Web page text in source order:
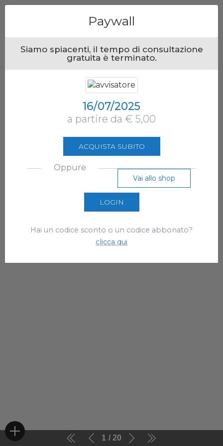
1 20
Paywall
Siamo spiacenti, il tempo di consultazione
gratuita è terminato.
16/07/2025
a partire da € 5,00
ACQUISTA SUBITO
Oppure
Vai allo shop
LOGIN
Hai un codice sconto o un codice abbonato?
clicca qui